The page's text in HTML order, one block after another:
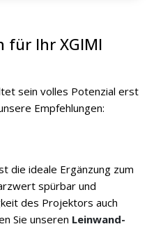
für Ihr XGIMI
sein volles Potenzial erst
Empfehlungen:
die ideale Ergänzung zum
spürbar und
des Projektors auch
Sie unseren Leinwand-